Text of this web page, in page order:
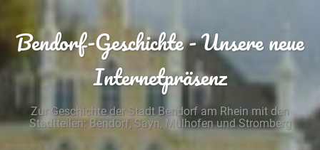
Bendorf-Geschichte - Unsere neue
Internetpräsenz
Zur Geschichte der Stadt Bendorf am Rhein mit den
Stadtteilen: Bendorf, Sayn, Mülhofen und Stromberg